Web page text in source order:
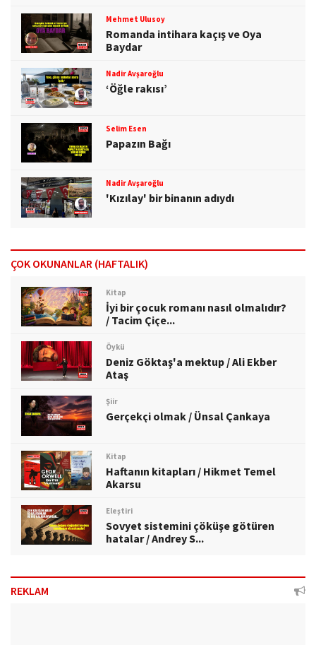
Mehmet Ulusoy
Romanda intihara kaçış ve Oya
Baydar
Nadir Avşaroğlu
‘Öğle rakısı’
Selim Esen
Papazın Bağı
Nadir Avşaroğlu
'Kızılay' bir binanın adıydı
ÇOK OKUNANLAR (HAFTALIK)
Kitap
İyi bir çocuk romanı nasıl olmalıdır?
/ Tacim Çiçe...
Öykü
Deniz Göktaş'a mektup / Ali Ekber
Ataş
Şiir
Gerçekçi olmak / Ünsal Çankaya
Kitap
Haftanın kitapları / Hikmet Temel
Akarsu
Eleştiri
Sovyet sistemini çöküşe götüren
hatalar / Andrey S...
REKLAM